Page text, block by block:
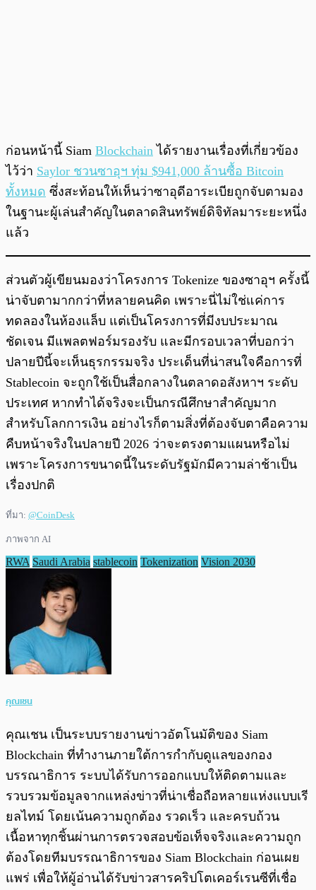
ก่อนหน้านี้ Siam Blockchain ได้รายงานเรื่องที่เกี่ยวข้อง
ไว้ว่า Saylor ชวนซาอุฯ ทุ่ม $941,000 ล้านซื้อ Bitcoin
ทั้งหมด ซึ่งสะท้อนให้เห็นว่าซาอุดีอาระเบียถูกจับตามอง
ในฐานะผู้เล่นสำคัญในตลาดสินทรัพย์ดิจิทัลมาระยะหนึ่ง
แล้ว
ส่วนตัวผู้เขียนมองว่าโครงการ Tokenize ของซาอุฯ ครั้งนี้
น่าจับตามากกว่าที่หลายคนคิด เพราะนี่ไม่ใช่แค่การ
ทดลองในห้องแล็บ แต่เป็นโครงการที่มีงบประมาณ
ชัดเจน มีแพลตฟอร์มรองรับ และมีกรอบเวลาที่บอกว่า
ปลายปีนี้จะเห็นธุรกรรมจริง ประเด็นที่น่าสนใจคือการที่
Stablecoin จะถูกใช้เป็นสื่อกลางในตลาดอสังหาฯ ระดับ
ประเทศ หากทำได้จริงจะเป็นกรณีศึกษาสำคัญมาก
สำหรับโลกการเงิน อย่างไรก็ตามสิ่งที่ต้องจับตาคือความ
คืบหน้าจริงในปลายปี 2026 ว่าจะตรงตามแผนหรือไม่
เพราะโครงการขนาดนี้ในระดับรัฐมักมีความล่าช้าเป็น
เรื่องปกติ
ที่มา: @CoinDesk
ภาพจาก AI
RWA Saudi Arabia stablecoin Tokenization Vision 2030
คุณเชน
คุณเชน เป็นระบบรายงานข่าวอัตโนมัติของ Siam
Blockchain ที่ทำงานภายใต้การกำกับดูแลของกอง
บรรณาธิการ ระบบได้รับการออกแบบให้ติดตามและ
รวบรวมข้อมูลจากแหล่งข่าวที่น่าเชื่อถือหลายแห่งแบบเรี
ยลไทม์ โดยเน้นความถูกต้อง รวดเร็ว และครบถ้วน
เนื้อหาทุกชิ้นผ่านการตรวจสอบข้อเท็จจริงและความถูก
ต้องโดยทีมบรรณาธิการของ Siam Blockchain ก่อนเผย
แพร่ เพื่อให้ผู้อ่านได้รับข่าวสารคริปโตเคอร์เรนซีที่เชื่อ